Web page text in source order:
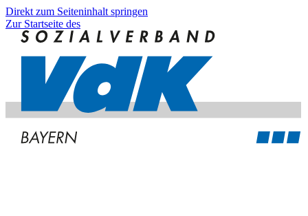
Direkt zum Seiteninhalt springen
Zur Startseite des